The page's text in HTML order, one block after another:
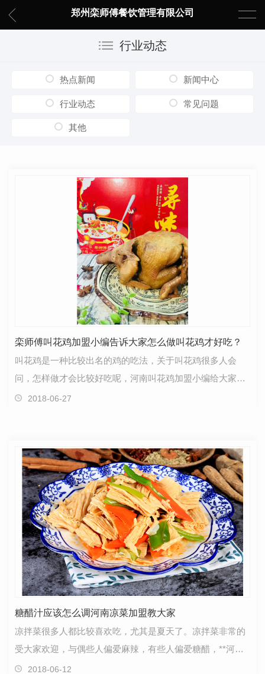
郑州栾师傅餐饮管理有限公司
行业动态
热点新闻 新闻中心
行业动态 常见问题
其他
栾师傅叫花鸡加盟小编告诉大家怎么做叫花鸡才好吃？
叫花鸡是一种比较出名的鸡的吃法，关于叫花鸡很多人会
问，怎样做才会比较好吃呢，河南叫花鸡加盟小编给大家进
行分析。冬天在田上用泥块搭起一个窑然后四处找柴火，…
2018-06-27
糖醋汁应该怎么调河南凉菜加盟教大家
凉拌菜很多人都比较喜欢吃，尤其是夏天了。凉拌菜非常的
受大家欢迎，与偶些人偏爱麻辣，有些人偏爱糖醋，**河南
凉菜加盟教大家糖醋汁应该怎么调。材料：白糖250g、…
2018-06-12